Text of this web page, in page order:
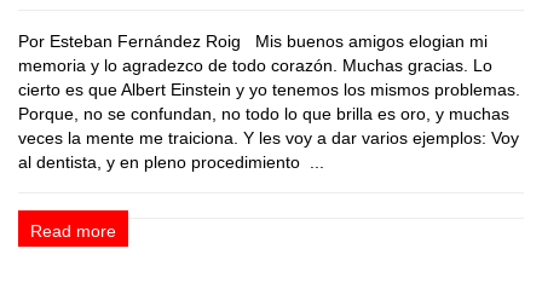
Por Esteban Fernández Roig Mis buenos amigos elogian mi
memoria y lo agradezco de todo corazón. Muchas gracias. Lo
cierto es que Albert Einstein y yo tenemos los mismos problemas.
Porque, no se confundan, no todo lo que brilla es oro, y muchas
veces la mente me traiciona. Y les voy a dar varios ejemplos: Voy
al dentista, y en pleno procedimiento ...
Read more